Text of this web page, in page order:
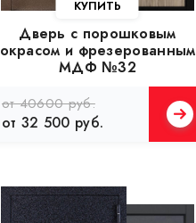
Дверь с порошковым
окрасом и фрезерованным
МДФ №32
от 40600 руб.
от 32 500 руб.